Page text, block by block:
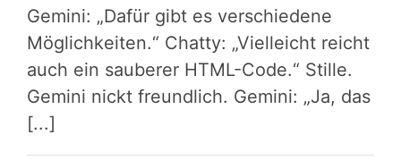
Gemini: „Dafür gibt es verschiedene
Möglichkeiten.“ Chatty: „Vielleicht reicht
auch ein sauberer HTML-Code.“ Stille.
Gemini nickt freundlich. Gemini: „Ja, das
[...]